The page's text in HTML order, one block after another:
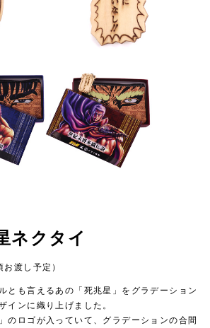
ネクタイ
渡し予定）
とも言えるあの「死兆星」をグラデーション
インに織り上げました。
のロゴが入っていて、グラデーションの合間